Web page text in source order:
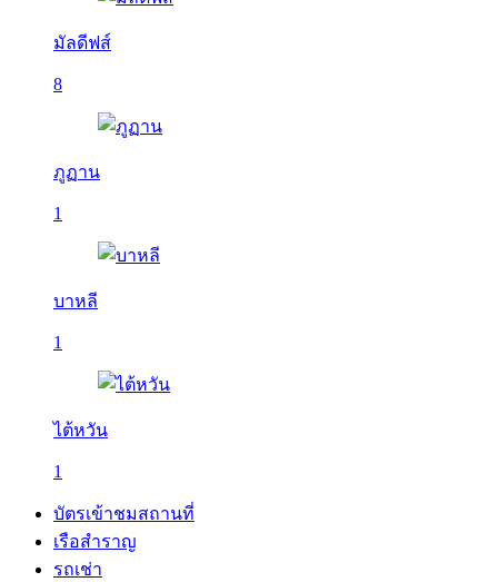
มัลดีฟส์
8
ภูฏาน
1
บาหลี
1
ไต้หวัน
1
บัตรเข้าชมสถานที่
เรือสำราญ
รถเช่า